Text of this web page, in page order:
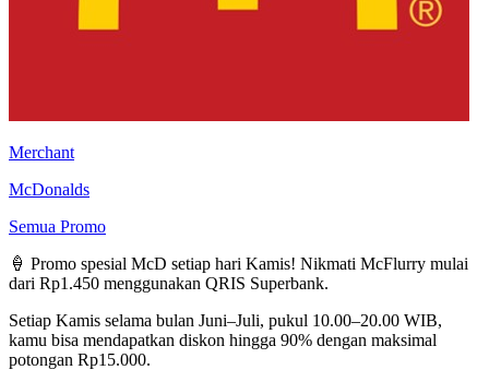
Merchant
McDonalds
Semua Promo
🍦 Promo spesial McD setiap hari Kamis! Nikmati McFlurry mulai
dari Rp1.450 menggunakan QRIS Superbank.
Setiap Kamis selama bulan Juni–Juli, pukul 10.00–20.00 WIB,
kamu bisa mendapatkan diskon hingga 90% dengan maksimal
potongan Rp15.000.